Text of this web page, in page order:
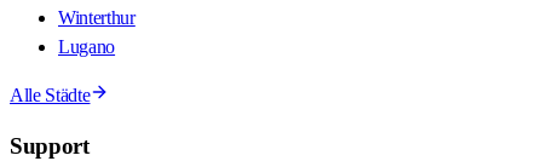
Winterthur
Lugano
Alle Städte
Support